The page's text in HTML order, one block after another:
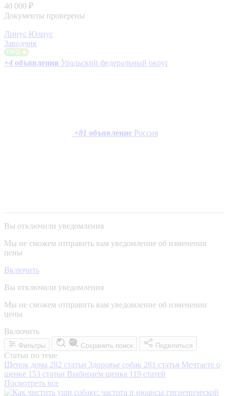
40 000 ₽
Документы проверены
Линус Юлиус
Заводчик
+4 объявления Уральский федеральный округ
+81 объявление Россия
Вы отключили уведомления
Мы не сможем отправить вам уведомление об изменении
цены
Включить
Вы отключили уведомления
Мы не сможем отправить вам уведомление об изменении
цены
Включить
Фильтры Сохранить поиск Поделиться
Статьи по теме
Щенок дома 282 статьи Здоровье собак 281 статья Мечтаете о
щенке 153 статьи Выбираем щенка 119 статей
Посмотреть все